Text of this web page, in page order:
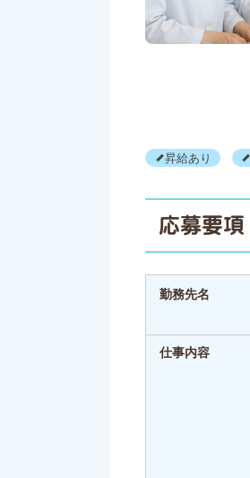
昇給あり
応募要項
勤務先名
仕事内容